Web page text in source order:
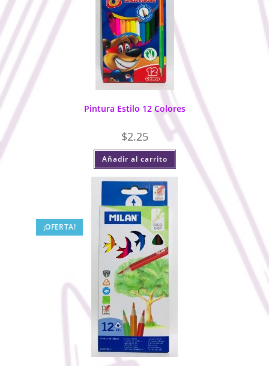
Pintura Estilo 12 Colores
$2.25
Añadir al carrito
¡OFERTA!